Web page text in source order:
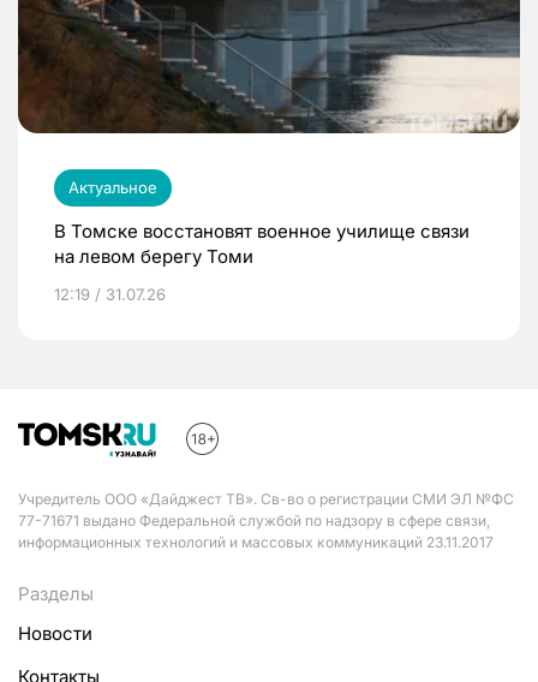
Актуальное
В Томске восстановят военное училище связи
на левом берегу Томи
12:19 / 31.07.26
Учредитель ООО «Дайджест ТВ». Св-во о регистрации СМИ ЭЛ №ФС
77-71671 выдано Федеральной службой по надзору в сфере связи,
информационных технологий и массовых коммуникаций 23.11.2017
Разделы
Новости
Контакты